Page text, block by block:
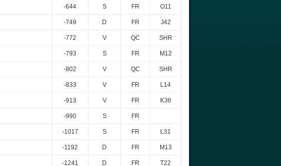
-644 S FR O11
-749 D FR J42
-772 V QC SHR
-793 S FR M12
-802 V QC SHR
-833 V FR L14
-913 V FR K36
-990 S FR
-1017 S FR L31
-1192 D FR M13
-1241 D FR T22